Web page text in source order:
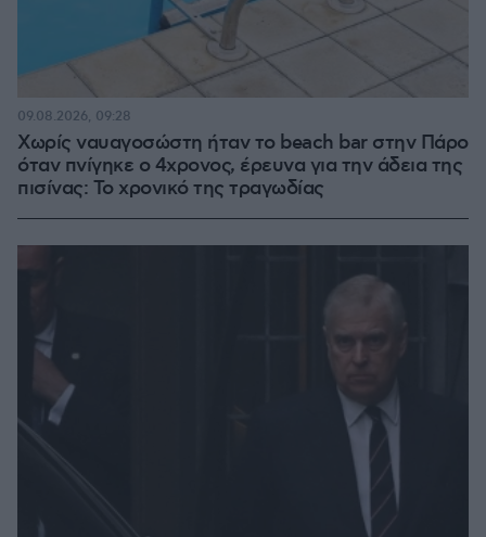
Χωρίς ναυαγοσώστη ήταν το beach bar στην Πάρο
όταν πνίγηκε ο 4χρονος, έρευνα για την άδεια της
πισίνας: Το χρονικό της τραγωδίας
09.08.2026, 09:28